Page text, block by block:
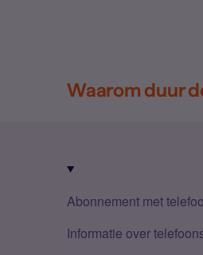
Waarom duur
Abonnement met
Informatie over